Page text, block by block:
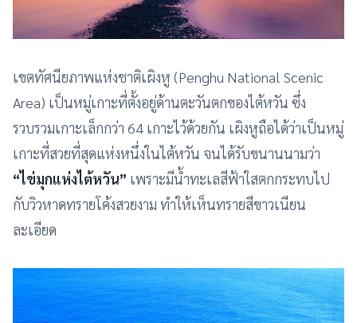
เขตทัศนียภาพแห่งชาติเผิงหู (Penghu National Scenic
Area) เป็นหมู่เกาะที่ตั้งอยู่ด้านตะวันตกของไต้หวัน ซึ่ง
รวบรวมเกาะเล็กกว่า 64 เกาะไว้ด้วยกัน เผิงหูถือได้ว่าเป็นหมู่
เกาะที่สวยที่สุดแห่งหนึ่งในไต้หวัน จนได้รับขนานนามว่า
“ไข่มุกแห่งไต้หวัน” เพราะมีน้ำทะเลสีฟ้าใสตกกระทบไป
กับวิวหาดทรายโค้งสวยงาม ทำให้เห็นทรายสีขาวเนียน
ละเอียด